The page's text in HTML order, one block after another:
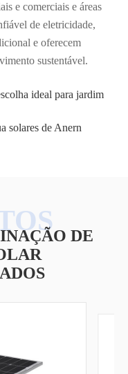
e comerciais e áreas
de eletricidade,
e oferecem
sustentável.
ideal para jardim
solares de Anern
DE